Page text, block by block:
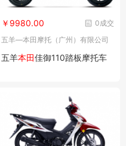
0成交
￥9980.00
五羊—本田摩托（广州）有限公司
五羊本田佳御110踏板摩托车